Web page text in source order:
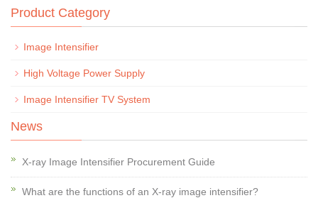
Product Category
Image Intensifier
High Voltage Power Supply
Image Intensifier TV System
News
X-ray Image Intensifier Procurement Guide
What are the functions of an X-ray image intensifier?